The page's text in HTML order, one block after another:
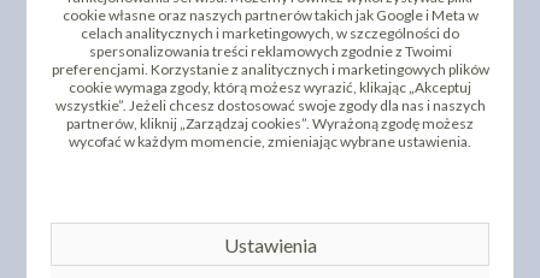
cena:19,80 zł cena:3,15 zł
cookie własne oraz naszych partnerów takich jak Google i Meta w
celach analitycznych i marketingowych, w szczególności do
spersonalizowania treści reklamowych zgodnie z Twoimi
preferencjami. Korzystanie z analitycznych i marketingowych plików
cookie wymaga zgody, którą możesz wyrazić, klikając „Akceptuj
wszystkie”. Jeżeli chcesz dostosować swoje zgody dla nas i naszych
partnerów, kliknij „Zarządzaj cookies”. Wyrażoną zgodę możesz
wycofać w każdym momencie, zmieniając wybrane ustawienia.
Ustawienia